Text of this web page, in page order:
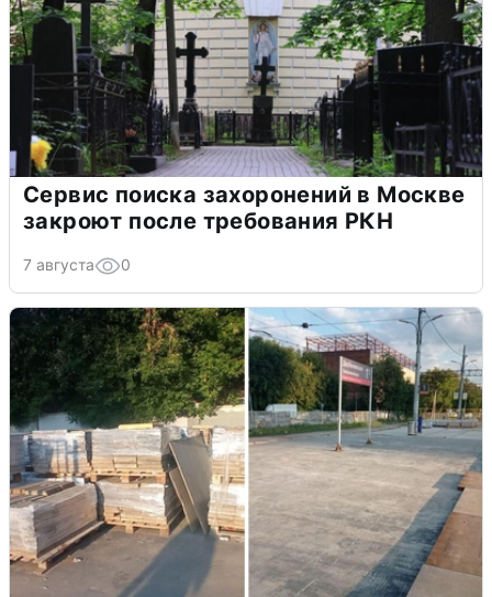
Сервис поиска захоронений в Москве
закроют после требования РКН
7 августа 0